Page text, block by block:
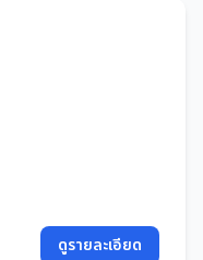
ดูรายละเอียด